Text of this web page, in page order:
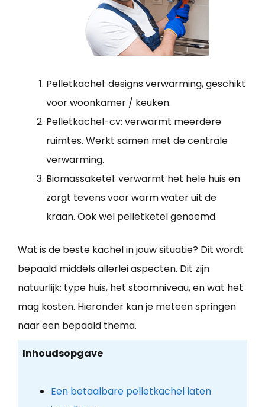
Pelletkachel: designs verwarming, geschikt
voor woonkamer / keuken.
Pelletkachel-cv: verwarmt meerdere
ruimtes. Werkt samen met de centrale
verwarming.
Biomassaketel: verwarmt het hele huis en
zorgt tevens voor warm water uit de
kraan. Ook wel pelletketel genoemd.
Wat is de beste kachel in jouw situatie? Dit wordt
bepaald middels allerlei aspecten. Dit zijn
natuurlijk: type huis, het stoomniveau, en wat het
mag kosten. Hieronder kan je meteen springen
naar een bepaald thema.
Inhoudsopgave
Een betaalbare pelletkachel laten